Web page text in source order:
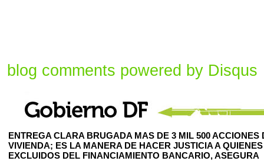
blog comments powered by Disqus
ENTREGA CLARA BRUGADA MAS DE 3 MIL 500 ACCIONES
VIVIENDA; ES LA MANERA DE HACER JUSTICIA A
EXCLUIDOS DEL FINANCIAMIENTO BANCARIO, ASEGURA